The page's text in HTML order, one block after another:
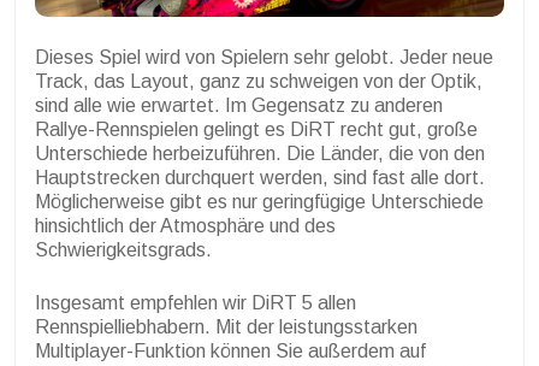
Dieses Spiel wird von Spielern sehr gelobt. Jeder neue
Track, das Layout, ganz zu schweigen von der Optik,
sind alle wie erwartet. Im Gegensatz zu anderen
Rallye-Rennspielen gelingt es DiRT recht gut, große
Unterschiede herbeizuführen. Die Länder, die von den
Hauptstrecken durchquert werden, sind fast alle dort.
Möglicherweise gibt es nur geringfügige Unterschiede
hinsichtlich der Atmosphäre und des
Schwierigkeitsgrads.
Insgesamt empfehlen wir DiRT 5 allen
Rennspielliebhabern. Mit der leistungsstarken
Multiplayer-Funktion können Sie außerdem auf